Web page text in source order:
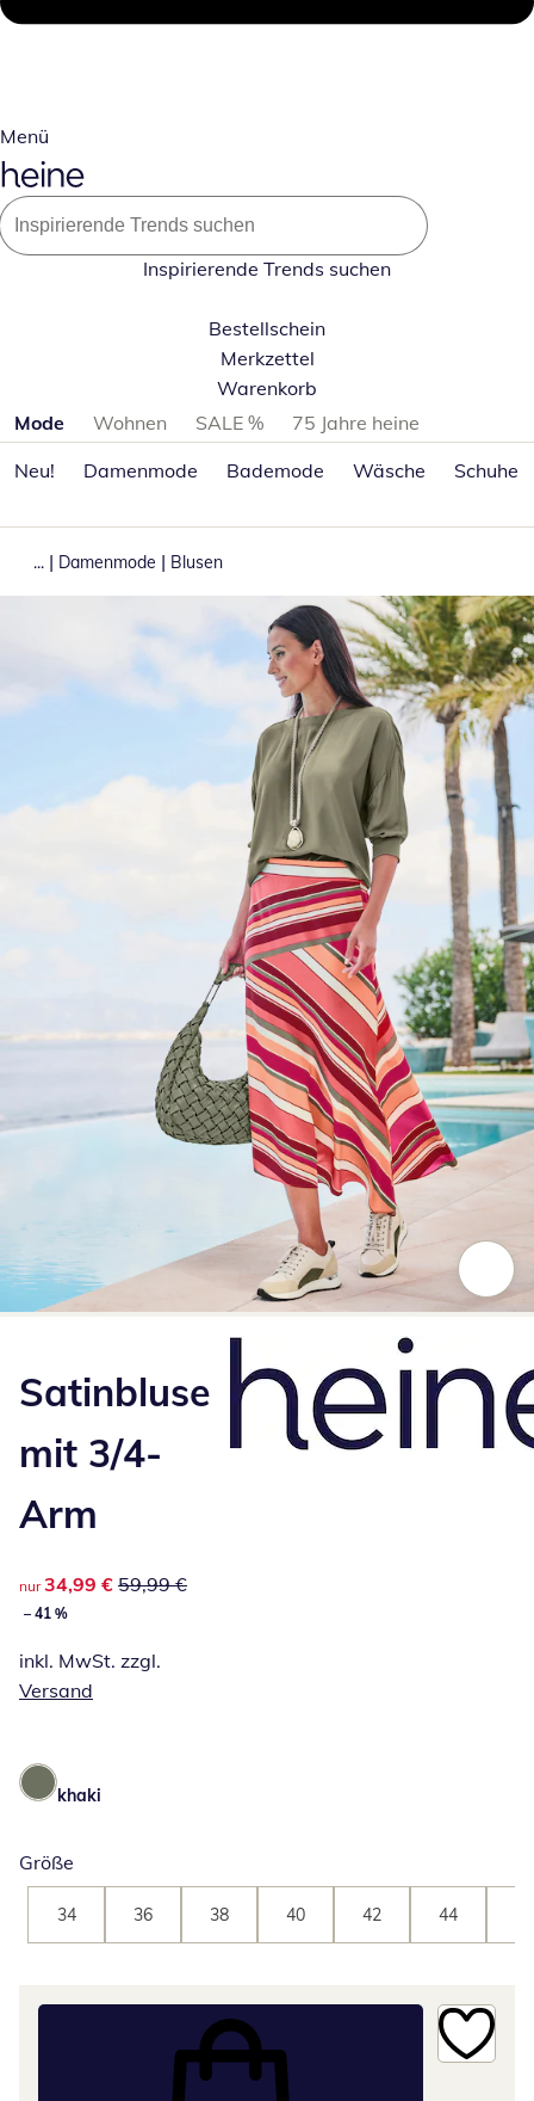
Menü
Inspirierende Trends suchen
Bestellschein
Merkzettel
Warenkorb
Produktkategorien überspringen
Mode Wohnen SALE %
75 Jahre heine
Neu!
Damenmode Bademode Wäsche Schuhe
... | Damenmode | Blusen
Satinbluse
mit 3/4-
Arm
reduzierter Preis 34,99 €, vorheriger Preis: 59,99 €
nur 34,99 € 59,99 €
– 41 %
inkl. MwSt. zzgl.
Versand
khaki
Größe
34 36 38 40 42 44